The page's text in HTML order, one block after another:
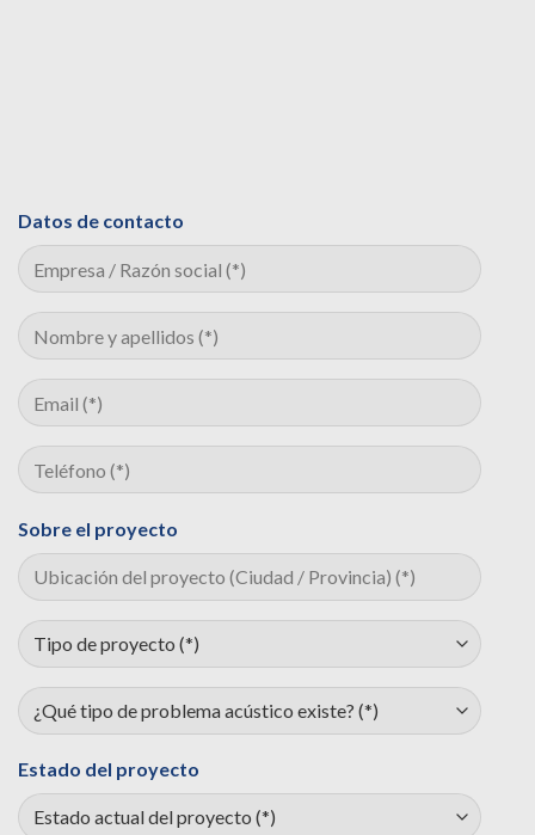
Datos de contacto
Sobre el proyecto
Estado del proyecto